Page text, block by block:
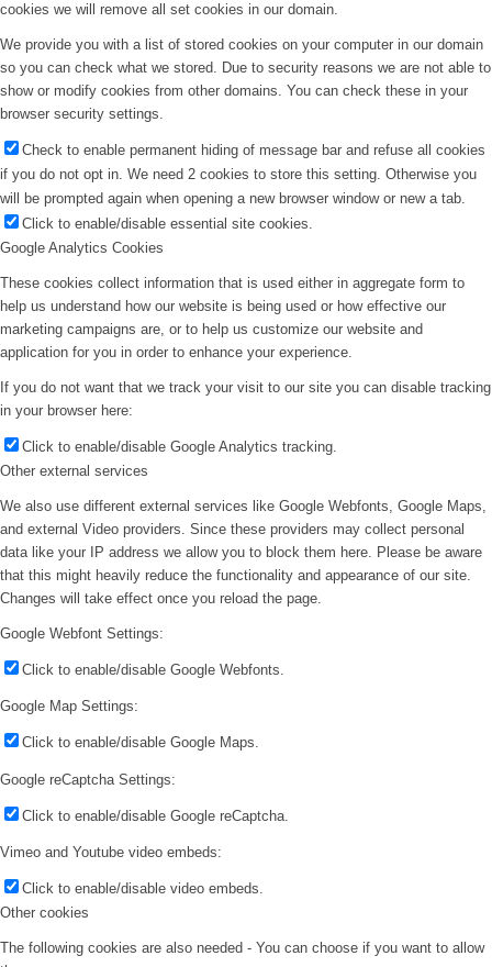
cookies we will remove all set cookies in our domain.
We provide you with a list of stored cookies on your computer in our domain
so you can check what we stored. Due to security reasons we are not able to
show or modify cookies from other domains. You can check these in your
browser security settings.
Check to enable permanent hiding of message bar and refuse all cookies
if you do not opt in. We need 2 cookies to store this setting. Otherwise you
will be prompted again when opening a new browser window or new a tab.
Click to enable/disable essential site cookies.
Google Analytics Cookies
These cookies collect information that is used either in aggregate form to
help us understand how our website is being used or how effective our
marketing campaigns are, or to help us customize our website and
application for you in order to enhance your experience.
If you do not want that we track your visit to our site you can disable tracking
in your browser here:
Click to enable/disable Google Analytics tracking.
Other external services
We also use different external services like Google Webfonts, Google Maps,
and external Video providers. Since these providers may collect personal
data like your IP address we allow you to block them here. Please be aware
that this might heavily reduce the functionality and appearance of our site.
Changes will take effect once you reload the page.
Google Webfont Settings:
Click to enable/disable Google Webfonts.
Google Map Settings:
Click to enable/disable Google Maps.
Google reCaptcha Settings:
Click to enable/disable Google reCaptcha.
Vimeo and Youtube video embeds:
Click to enable/disable video embeds.
Other cookies
The following cookies are also needed - You can choose if you want to allow